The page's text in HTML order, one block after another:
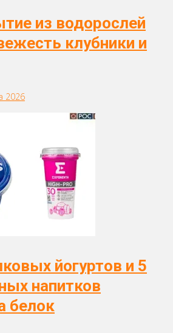
из водорослей
клубники и
2026
йогуртов и 5
напитков
белок